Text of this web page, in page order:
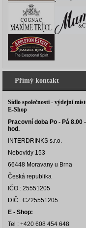
Přímý kontakt
Sídlo společnosti - výdejní
E-Shop
Pracovní doba Po - Pá 8.00
hod.
INTERDRINKS s.r.o.
Nebovidy 153
66448 Moravany u Brna
Česká republika
IČO : 25551205
DIČ : CZ25551205
E - Shop:
Tel : +420 608 454 648